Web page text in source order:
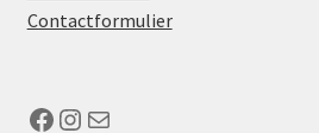
Contactformulier
Facebook
Instagram
Mail